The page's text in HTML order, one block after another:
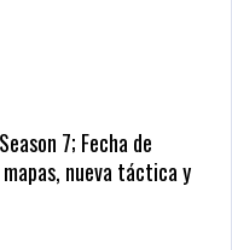
7; Fecha de
nueva táctica y